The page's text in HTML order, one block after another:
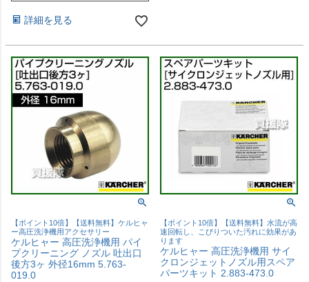
詳細を見る
【ポイント10倍】【送料無料】ケルヒャ
ー高圧洗浄機用アクセサリー
ケルヒャー 高圧洗浄機用 パイ
プクリーニング ノズル 吐出口
後方3ヶ 外径16mm 5.763-
019.0
【ポイント10倍】【送料無料】水流が高
速回転し、こびりついた汚れに効果があ
ります
ケルヒャー 高圧洗浄機用 サイ
クロンジェットノズル用スペア
パーツキット 2.883-473.0